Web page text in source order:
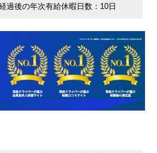
過後の年次有給休暇日数：10日